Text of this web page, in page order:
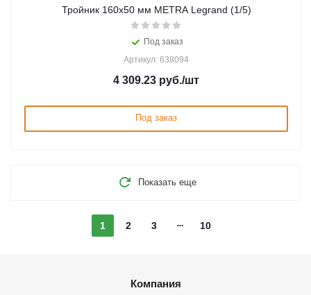
Тройник 160x50 мм METRA Legrand (1/5)
Под заказ
Артикул: 638094
4 309.23 руб./шт
Под заказ
Показать еще
1 2 3 10
Компания